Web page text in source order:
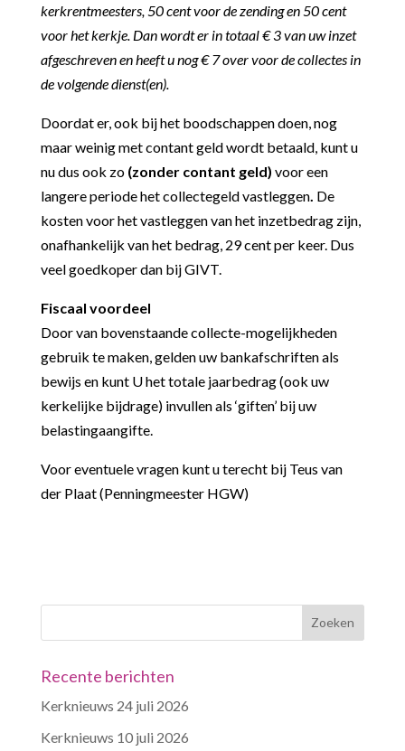
kerkrentmeesters, 50 cent voor de zending en 50 cent
voor het kerkje. Dan wordt er in totaal € 3 van uw inzet
afgeschreven en heeft u nog € 7 over voor de collectes in
de volgende dienst(en).
Doordat er, ook bij het boodschappen doen, nog
maar weinig met contant geld wordt betaald, kunt u
nu dus ook zo (zonder contant geld) voor een
langere periode het collectegeld vastleggen. De
kosten voor het vastleggen van het inzetbedrag zijn,
onafhankelijk van het bedrag, 29 cent per keer. Dus
veel goedkoper dan bij GIVT.
Fiscaal voordeel
Door van bovenstaande collecte-mogelijkheden
gebruik te maken, gelden uw bankafschriften als
bewijs en kunt U het totale jaarbedrag (ook uw
kerkelijke bijdrage) invullen als ‘giften’ bij uw
belastingaangifte.
Voor eventuele vragen kunt u terecht bij Teus van
der Plaat (Penningmeester HGW)
Recente berichten
Kerknieuws 24 juli 2026
Kerknieuws 10 juli 2026